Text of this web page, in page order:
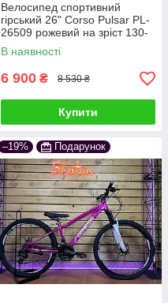
Велосипед спортивний
гірський 26" Corso Pulsar PL-
26509 рожевий на зріст 130-
145 см УЦІНКА ПОДРЯПИНИ
НА РАМІ
В наявності
6 900 ₴ 8 530 ₴
Купити
–19% Подарунок